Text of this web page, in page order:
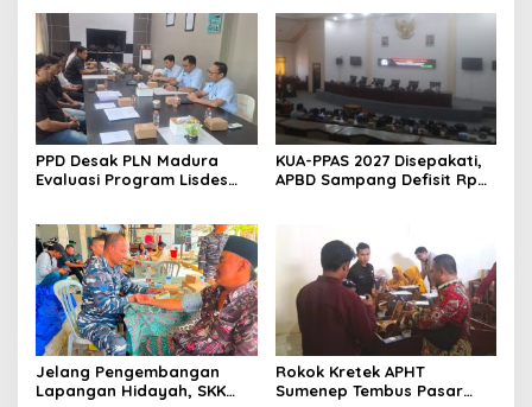
PPD Desak PLN Madura
Evaluasi Program Lisdes
KUA-PPAS 2027 Disepakati,
APBD Sampang Defisit Rp
Jelang Pengembangan
Lapangan Hidayah, SKK
Rokok Kretek APHT
Sumenep Tembus Pasar